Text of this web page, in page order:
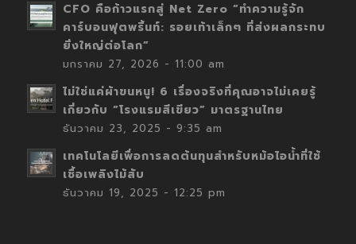
CFO คือก้าวแรกสู่ Net Zero “ทำความรู้จัก
คาร์บอนฟุตพริ้นท์: รอยเท้าเล็กๆ ที่ส่งผลกระทบ
ยิ่งใหญ่ต่อโลก”
มกราคม 27, 2026 - 11:00 am
ไม่ใช่แค่ผ้าขนหนู! 6 เรื่องจริงที่คุณอาจไม่เคยรู้
เกี่ยวกับ “โรงแรมสีเขียว” มาตรฐานไทย
ธันวาคม 23, 2025 - 9:35 am
เทคโนโลยีเพื่อการลดต้นทุนสำหรับหม้อไอน้ำที่ใช้
เชื้อเพลิงไม้สับ
ธันวาคม 19, 2025 - 12:25 pm